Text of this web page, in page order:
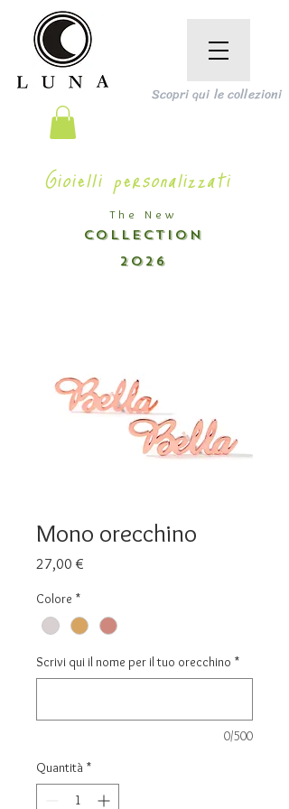
The New
COLLECTION
2026
Scopri qui le collezioni
Gioielli personalizzati
Mono orecchino
27,00 €
Colore *
Scrivi qui il nome per il tuo orecchino *
0/500
Quantità *